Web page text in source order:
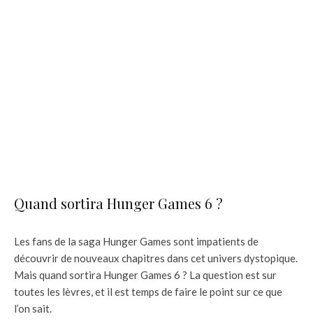
Quand sortira Hunger Games 6 ?
Les fans de la saga Hunger Games sont impatients de
découvrir de nouveaux chapitres dans cet univers dystopique.
Mais quand sortira Hunger Games 6 ? La question est sur
toutes les lèvres, et il est temps de faire le point sur ce que
l’on sait.